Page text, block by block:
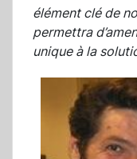
élément clé de
permettra
unique à la